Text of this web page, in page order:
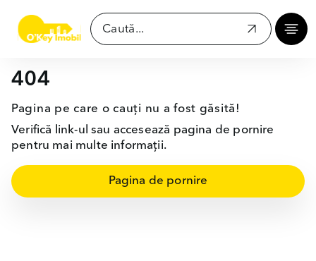
404
Pagina pe care o cauți nu a fost găsită!
Verifică link-ul sau accesează pagina de pornire
pentru mai multe informații.
Pagina de pornire